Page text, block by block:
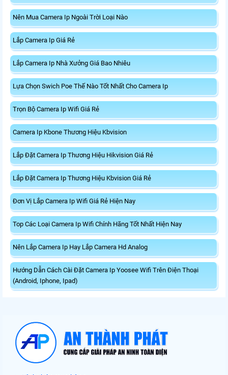
Nên Mua Camera Ip Ngoài Trời Loại Nào
Lắp Camera Ip Giá Rẻ
Lắp Camera Ip Nhà Xưởng Giá Bao Nhiêu
Lựa Chọn Swich Poe Thế Nào Tốt Nhất Cho Camera Ip
Trọn Bộ Camera Ip Wifi Giá Rẻ
Camera Ip Kbone Thương Hiệu Kbvision
Lắp Đặt Camera Ip Thương Hiệu Hikvision Giá Rẻ
Lắp Đặt Camera Ip Thương Hiệu Kbvision Giá Rẻ
Đơn Vị Lắp Camera Ip Wifi Giá Rẻ Hiện Nay
Top Các Loại Camera Ip Wifi Chính Hãng Tốt Nhất Hiện Nay
Nên Lắp Camera Ip Hay Lắp Camera Hd Analog
Hướng Dẫn Cách Cài Đặt Camera Ip Yoosee Wifi Trên Điện Thoại
(Android, Iphone, Ipad)